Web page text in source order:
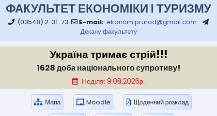
ФАКУЛЬТЕТ ЕКОНОМІКИ І ТУРИЗМУ
(03548) 2-31-73 E-mail: ekonom.prurod@gmail.com
Декану факультету
Україна тримає стрій!!!
1628 доба національного супротиву!
Неділя: 9.08.2026р.
Мапа Moodle Щоденний розклад